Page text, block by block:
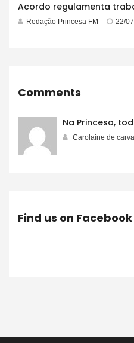
Redação Princesa FM 22/
Comments
Na Princesa,
Carolaine de
Find us on Facebook